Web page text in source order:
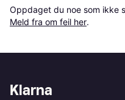
Oppdaget du noe som ikke
Meld fra om feil her.
Klarna